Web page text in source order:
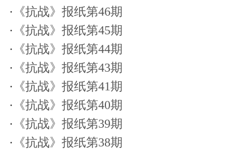
· 《抗战》报纸第46期
· 《抗战》报纸第45期
· 《抗战》报纸第44期
· 《抗战》报纸第43期
· 《抗战》报纸第41期
· 《抗战》报纸第40期
· 《抗战》报纸第39期
· 《抗战》报纸第38期